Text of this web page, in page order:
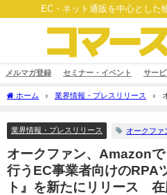
EC・ネット通販を中心とした
メルマガ登録 セミナー・イベント サー
ホーム 業界情報・プレスリリース
業界情報・プレスリリース
オークファ
オークファン、Amazon
行うEC事業者向けのRPA
ト』を新たにリリース